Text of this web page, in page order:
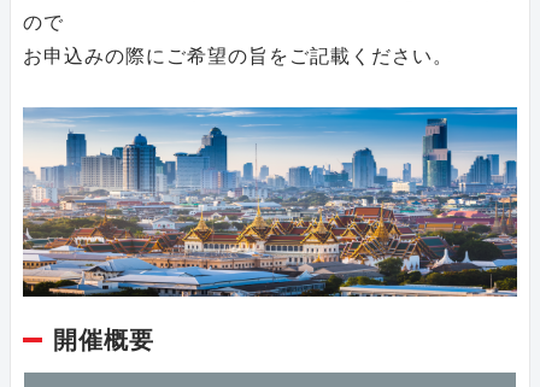
ので
お申込みの際にご希望の旨をご記載ください。
開催概要